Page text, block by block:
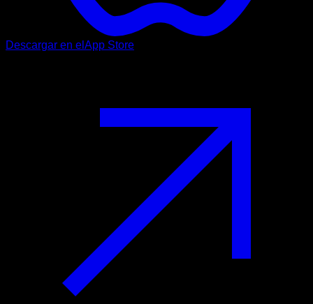
Descargar en el App Store